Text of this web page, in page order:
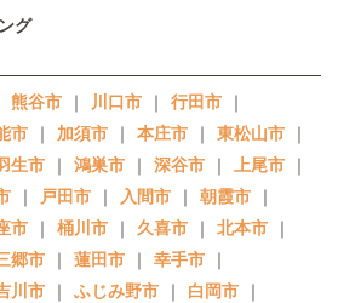
グ
熊谷市 ｜ 川口市 ｜ 行田市 ｜
市 ｜ 加須市 ｜ 本庄市 ｜ 東松山市 ｜
生市 ｜ 鴻巣市 ｜ 深谷市 ｜ 上尾市 ｜
｜ 戸田市 ｜ 入間市 ｜ 朝霞市 ｜
市 ｜ 桶川市 ｜ 久喜市 ｜ 北本市 ｜
郷市 ｜ 蓮田市 ｜ 幸手市 ｜
川市 ｜ ふじみ野市 ｜ 白岡市 ｜